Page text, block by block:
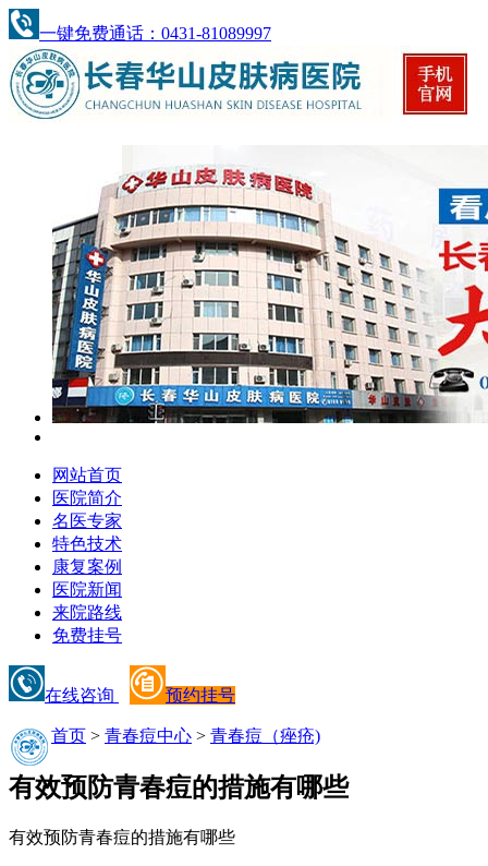
一键免费通话：0431-81089997
网站首页
医院简介
名医专家
特色技术
康复案例
医院新闻
来院路线
免费挂号
在线咨询 预约挂号
首页 > 青春痘中心 > 青春痘（痤疮)
有效预防青春痘的措施有哪些
有效预防青春痘的措施有哪些